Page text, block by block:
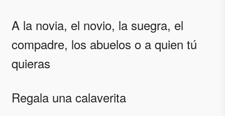
A la novia, el novio, la suegra, el
compadre, los abuelos o a quien tú
quieras
Regala una calaverita
Aceptar